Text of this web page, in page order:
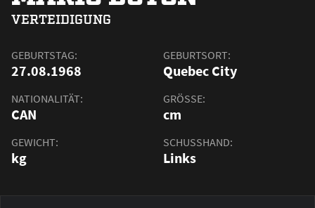
VERTEIDIGUNG
GEBURTSTAG:
27.08.1968
GEBURTSORT:
Quebec City
NATIONALITÄT:
CAN
GRÖSSE:
cm
GEWICHT:
kg
SCHUSSHAND:
Links